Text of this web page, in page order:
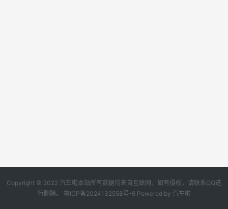
Copyright © 2022 汽车啦本站所有数据均来自互联网，如有侵权，请联系QQ进
行删除。 鲁ICP备2024132558号-6Powered by 汽车啦